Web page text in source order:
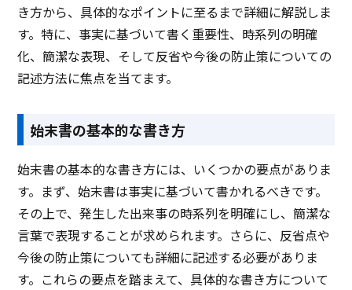
き方から、具体的なポイントに至るまで詳細に解説しま
す。特に、事実に基づいて書く重要性、時系列の明確
化、簡潔な表現、そして反省や今後の防止策についての
記述方法に焦点を当てます。
始末書の基本的な書き方
始末書の基本的な書き方には、いくつかの要点がありま
す。まず、始末書は事実に基づいて書かれるべきです。
その上で、発生した出来事の時系列を明確にし、簡潔な
言葉で表現することが求められます。さらに、反省点や
今後の防止策についても詳細に記述する必要がありま
す。これらの要点を踏まえて、具体的な書き方について